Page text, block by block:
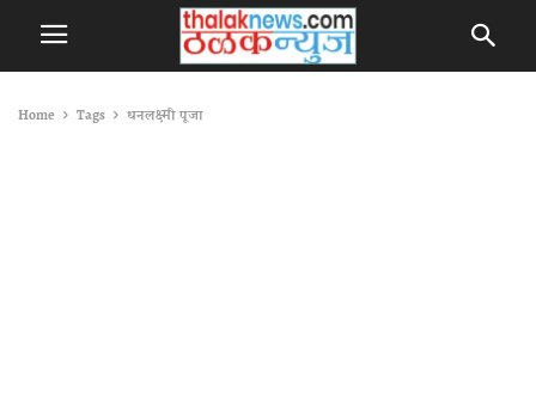
Home Tags धनलक्ष्मी पूजा